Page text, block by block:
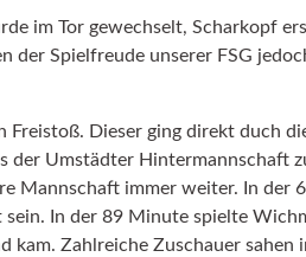
im Tor gewechselt, Scharkopf
Spielfreude unserer FSG
Dieser ging direkt duch
Umstädter Hintermannschaft
Mannschaft immer weiter. In
In der 89 Minute spielte
Zahlreiche Zuschauer